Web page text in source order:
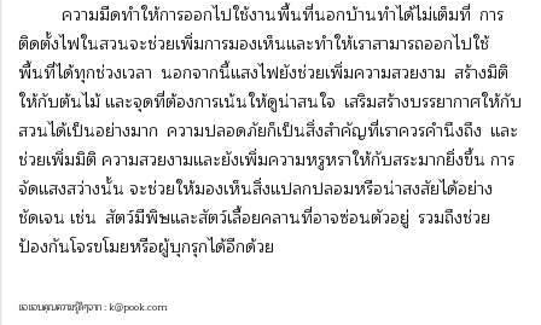
ความมืดทำให้การออกไปใช้งานพื้นที่นอกบ้านทำได้ไม่เต็มที่ การ
ติดตั้งไฟในสวนจะช่วยเพิ่มการมองเห็นและทำให้เราสามารถออกไปใช้
พื้นที่ได้ทุกช่วงเวลา นอกจากนี้แสงไฟยังช่วยเพิ่มความสวยงาม สร้างมิติ
ให้กับต้นไม้ และจุดที่ต้องการเน้นให้ดูน่าสนใจ เสริมสร้างบรรยากาศให้กับ
สวนได้เป็นอย่างมาก ความปลอดภัยก็เป็นสิ่งสำคัญที่เราควรคำนึงถึง และ
ช่วยเพิ่มมิติ ความสวยงามและยังเพิ่มความหรูหราให้กับสระมากยิ่งขึ้น การ
จัดแสงสว่างนั้น จะช่วยให้มองเห็นสิ่งแปลกปลอมหรือน่าสงสัยได้อย่าง
ชัดเจน เช่น สัตว์มีพิษและสัตว์เลื้อยคลานที่อาจซ่อนตัวอยู่ รวมถึงช่วย
ป้องกันโจรขโมยหรือผู้บุกรุกได้อีกด้วย
ขอขอบคุณความรู้ดีๆจาก : k@pook.com